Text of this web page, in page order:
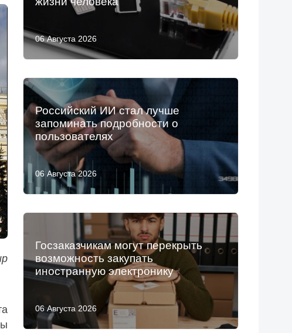
06 Августа 2026
06 Августа 2026
Российский ИИ стал лучше
запоминать подробности о
пользователях
06 Августа 2026
Госзаказчикам могут перекрыть
возможность закупать
иностранную электронику